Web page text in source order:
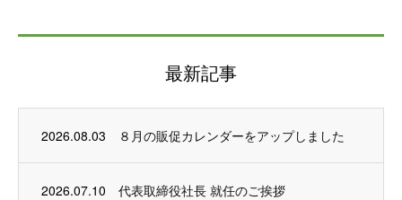
最新記事
2026.08.03 ８月の販促カレンダーをアップしました
2026.07.10 代表取締役社長 就任のご挨拶